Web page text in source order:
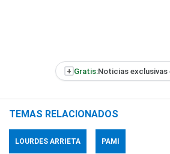
+ Gratis:Noticias exclusivas
TEMAS RELACIONADOS
LOURDES ARRIETA PAMI